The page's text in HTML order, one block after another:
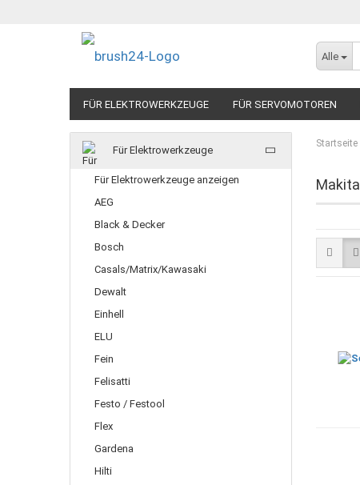
Alle
FÜR ELEKTROWERKZEUGE FÜR SERVOMOTOREN
FÜR INDUSTRIEANWENDUNG
Startseite
Makita
Für Elektrowerkzeuge
Für Elektrowerkzeuge anzeigen
AEG
Black & Decker
Bosch
Casals/Matrix/Kawasaki
Dewalt
Einhell
ELU
Fein
Felisatti
Festo / Festool
Flex
Gardena
Hilti